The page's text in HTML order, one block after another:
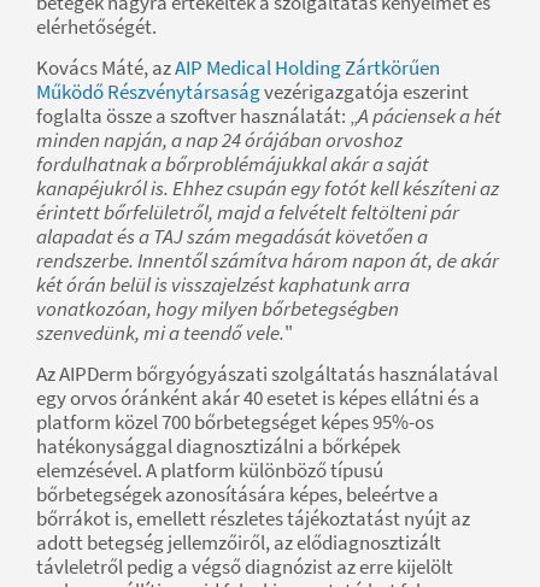
elérhetőségét.
Kovács Máté, azAIP Medical Holding Zártkörűen
Működő Részvénytársaságvezérigazgatója eszerint
foglalta össze a szoftver használatát: „A páciensek a hét
minden napján, a nap 24 órájában orvoshoz
fordulhatnak a bőrproblémájukkal akár a saját
kanapéjukról is. Ehhez csupán egy fotót kell készíteni az
érintett bőrfelületről, majd a felvételt feltölteni pár
alapadat és a TAJ szám megadását követően a
rendszerbe. Innentől számítva három napon át, de akár
két órán belül is visszajelzést kaphatunk arra
vonatkozóan, hogy milyen bőrbetegségben
szenvedünk, mi a teendő vele."
Az AIPDerm bőrgyógyászati szolgáltatás használatával
egy orvos óránként akár 40 esetet is képes ellátni és a
platform közel 700 bőrbetegséget képes 95%-os
hatékonysággal diagnosztizálni a bőrképek
elemzésével. A platform különböző típusú
bőrbetegségek azonosítására képes, beleértve a
bőrrákot is, emellett részletes tájékoztatást nyújt az
adott betegség jellemzőiről, az elődiagnosztizált
távleletről pedig a végső diagnózist az erre kijelölt